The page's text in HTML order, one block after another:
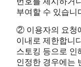
부여할 수 있습니
② 이용자의 요청
이내로 제한합니
스토킹 등으로 인
인정한 경우에는